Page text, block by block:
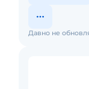
Давно не